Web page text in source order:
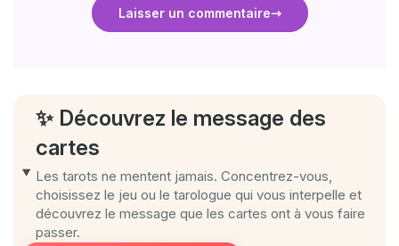
Laisser un commentaire
✨ Découvrez le message des
cartes
Les tarots ne mentent jamais. Concentrez-vous,
choisissez le jeu ou le tarologue qui vous interpelle et
découvrez le message que les cartes ont à vous faire
passer.